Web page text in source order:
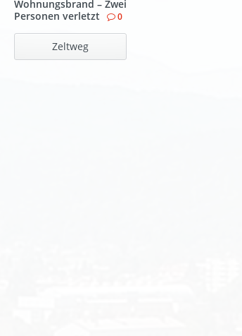
Wohnungsbrand – Zwei
Personen verletzt
0
Zeltweg